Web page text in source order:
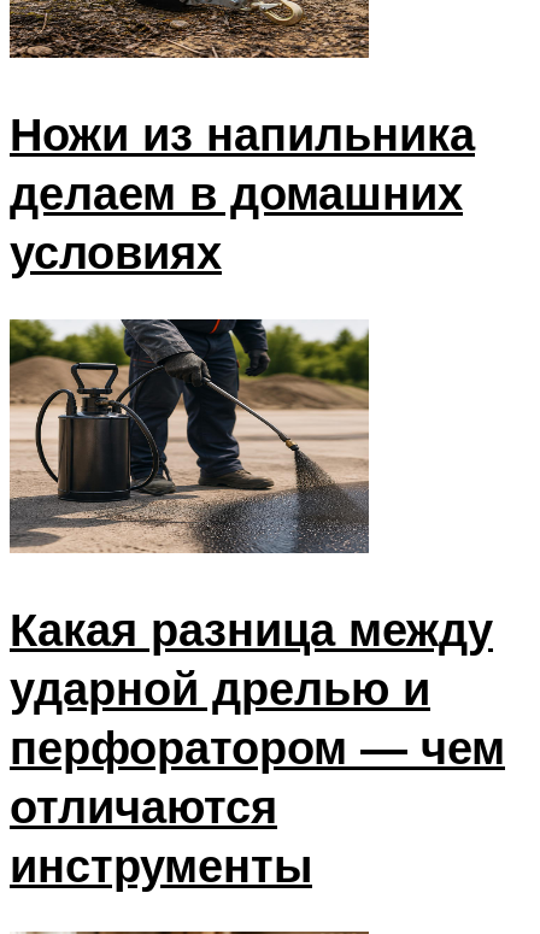
Ножи из напильника
делаем в домашних
условиях
Какая разница между
ударной дрелью и
перфоратором — чем
отличаются
инструменты